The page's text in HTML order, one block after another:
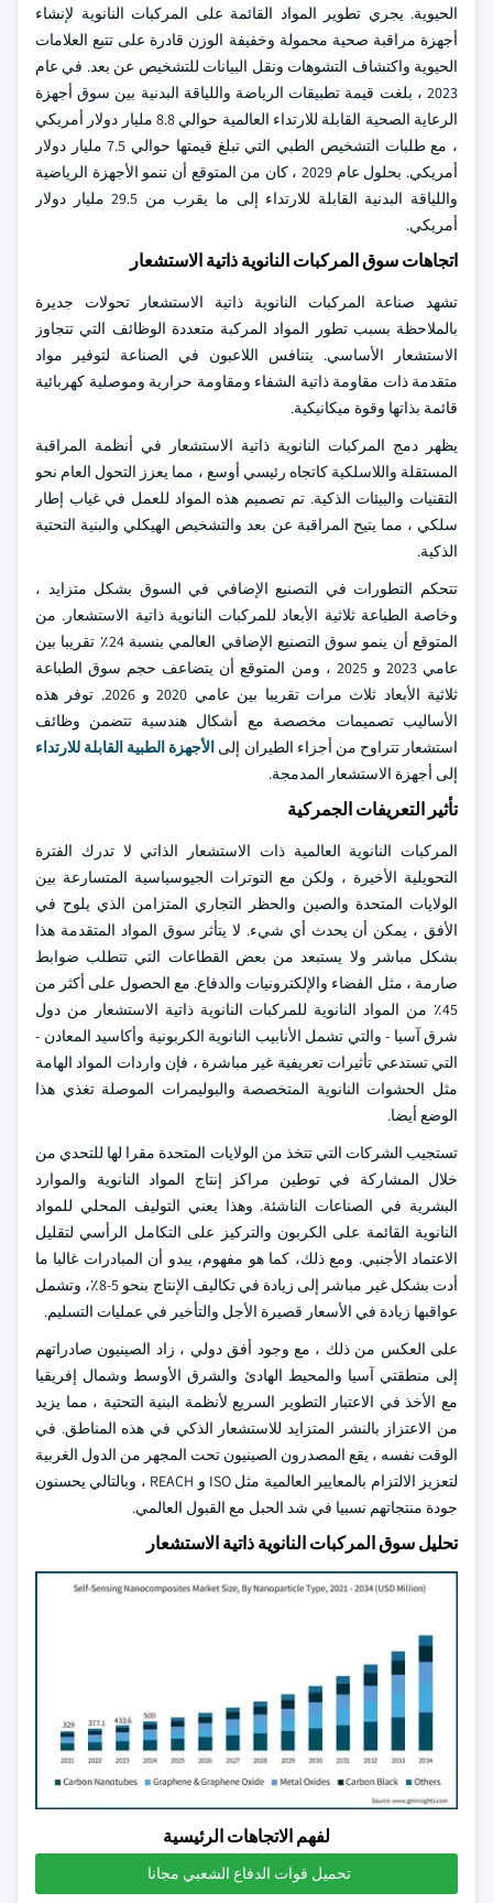
الحيوية. يجري تطوير المواد القائمة على المركبات النانوية لإنشاء
أجهزة مراقبة صحية محمولة وخفيفة الوزن قادرة على تتبع العلامات
الحيوية واكتشاف التشوهات ونقل البيانات للتشخيص عن بعد. في عام
2023 ، بلغت قيمة تطبيقات الرياضة واللياقة البدنية بين سوق أجهزة
الرعاية الصحية القابلة للارتداء العالمية حوالي 8.8 مليار دولار أمريكي
، مع طلبات التشخيص الطبي التي تبلغ قيمتها حوالي 7.5 مليار دولار
أمريكي. بحلول عام 2029 ، كان من المتوقع أن تنمو الأجهزة الرياضية
واللياقة البدنية القابلة للارتداء إلى ما يقرب من 29.5 مليار دولار
أمريكي.
اتجاهات سوق المركبات النانوية ذاتية الاستشعار
تشهد صناعة المركبات النانوية ذاتية الاستشعار تحولات جديرة
بالملاحظة بسبب تطور المواد المركبة متعددة الوظائف التي تتجاوز
الاستشعار الأساسي. يتنافس اللاعبون في الصناعة لتوفير مواد
متقدمة ذات مقاومة ذاتية الشفاء ومقاومة حرارية وموصلية كهربائية
قائمة بذاتها وقوة ميكانيكية.
يظهر دمج المركبات النانوية ذاتية الاستشعار في أنظمة المراقبة
المستقلة واللاسلكية كاتجاه رئيسي أوسع ، مما يعزز التحول العام نحو
التقنيات والبيئات الذكية. تم تصميم هذه المواد للعمل في غياب إطار
سلكي ، مما يتيح المراقبة عن بعد والتشخيص الهيكلي والبنية التحتية
الذكية.
تتحكم التطورات في التصنيع الإضافي في السوق بشكل متزايد ،
وخاصة الطباعة ثلاثية الأبعاد للمركبات النانوية ذاتية الاستشعار. من
المتوقع أن ينمو سوق التصنيع الإضافي العالمي بنسبة 24٪ تقريبا بين
عامي 2023 و 2025 ، ومن المتوقع أن يتضاعف حجم سوق الطباعة
ثلاثية الأبعاد ثلاث مرات تقريبا بين عامي 2020 و 2026. توفر هذه
الأساليب تصميمات مخصصة مع أشكال هندسية تتضمن وظائف
استشعار تتراوح من أجزاء الطيران إلى الأجهزة الطبية القابلة للارتداء
إلى أجهزة الاستشعار المدمجة.
تأثير التعريفات الجمركية
المركبات النانوية العالمية ذات الاستشعار الذاتي لا تدرك الفترة
التحويلية الأخيرة ، ولكن مع التوترات الجيوسياسية المتسارعة بين
الولايات المتحدة والصين والحظر التجاري المتزامن الذي يلوح في
الأفق ، يمكن أن يحدث أي شيء. لا يتأثر سوق المواد المتقدمة هذا
بشكل مباشر ولا يستبعد من بعض القطاعات التي تتطلب ضوابط
صارمة ، مثل الفضاء والإلكترونيات والدفاع. مع الحصول على أكثر من
45٪ من المواد النانوية للمركبات النانوية ذاتية الاستشعار من دول
شرق آسيا - والتي تشمل الأنابيب النانوية الكربونية وأكاسيد المعادن -
التي تستدعي تأثيرات تعريفية غير مباشرة ، فإن واردات المواد الهامة
مثل الحشوات النانوية المتخصصة والبوليمرات الموصلة تغذي هذا
الوضع أيضا.
تستجيب الشركات التي تتخذ من الولايات المتحدة مقرا لها للتحدي من
خلال المشاركة في توطين مراكز إنتاج المواد النانوية والموارد
البشرية في الصناعات الناشئة. وهذا يعني التوليف المحلي للمواد
النانوية القائمة على الكربون والتركيز على التكامل الرأسي لتقليل
الاعتماد الأجنبي. ومع ذلك، كما هو مفهوم، يبدو أن المبادرات غالبا ما
أدت بشكل غير مباشر إلى زيادة في تكاليف الإنتاج بنحو 5-8٪، وتشمل
عواقبها زيادة في الأسعار قصيرة الأجل والتأخير في عمليات التسليم.
على العكس من ذلك ، مع وجود أفق دولي ، زاد الصينيون صادراتهم
إلى منطقتي آسيا والمحيط الهادئ والشرق الأوسط وشمال إفريقيا
مع الأخذ في الاعتبار التطوير السريع لأنظمة البنية التحتية ، مما يزيد
من الاعتزاز بالنشر المتزايد للاستشعار الذكي في هذه المناطق. في
الوقت نفسه ، يقع المصدرون الصينيون تحت المجهر من الدول الغربية
لتعزيز الالتزام بالمعايير العالمية مثل ISO و REACH ، وبالتالي يحسنون
جودة منتجاتهم نسبيا في شد الحبل مع القبول العالمي.
تحليل سوق المركبات النانوية ذاتية الاستشعار
لفهم الاتجاهات الرئيسية
تحميل قوات الدفاع الشعبي مجانا